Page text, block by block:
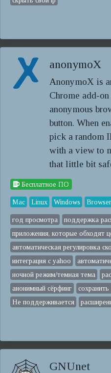
anonymoX
AnonymoX is
Chrome add-
anonymous
button. When
pick a random
with a view to
that little bit
Бесплатное ПО
Mac Linux Windows
год просмотра
поддержка
приложения, которые обходят
автоматическая регулировка
интеграция с yahoo
ночной режим/темная тема
анонимный сёрфинг
сохранить
Не поддерживается
GNUnet